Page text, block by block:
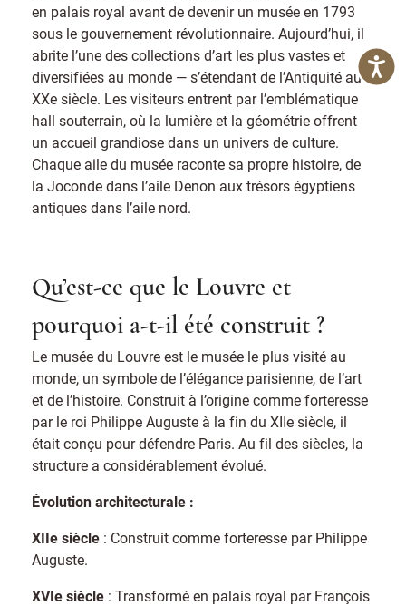
en palais royal avant de devenir un musée en 1793
sous le gouvernement révolutionnaire. Aujourd’hui, il
abrite l’une des collections d’art les plus vastes et
diversifiées au monde — s’étendant de l’Antiquité au
XXe siècle. Les visiteurs entrent par l’emblématique
hall souterrain, où la lumière et la géométrie offrent
un accueil grandiose dans un univers de culture.
Chaque aile du musée raconte sa propre histoire, de
la Joconde dans l’aile Denon aux trésors égyptiens
antiques dans l’aile nord.
Qu’est-ce que le Louvre et
pourquoi a-t-il été construit ?
Le musée du Louvre est le musée le plus visité au
monde, un symbole de l’élégance parisienne, de l’art
et de l’histoire. Construit à l’origine comme forteresse
par le roi Philippe Auguste à la fin du XIIe siècle, il
était conçu pour défendre Paris. Au fil des siècles, la
structure a considérablement évolué.
Évolution architecturale :
XIIe siècle : Construit comme forteresse par Philippe
Auguste.
XVIe siècle : Transformé en palais royal par François